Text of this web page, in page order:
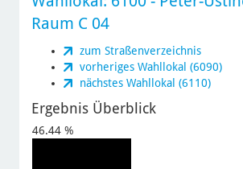
Raum C 04
zum Straßenverzeichnis
vorheriges Wahllokal (6090)
nächstes Wahllokal (6110)
Ergebnis Überblick
46.44 %